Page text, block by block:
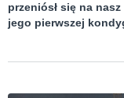
przeniósł się na
jego pierwszej